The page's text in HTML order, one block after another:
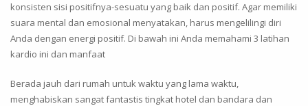
konsisten sisi positifnya-sesuatu yang baik dan positif. Agar memiliki
suara mental dan emosional menyatakan, harus mengelilingi diri
Anda dengan energi positif. Di bawah ini Anda memahami 3 latihan
kardio ini dan manfaat
Berada jauh dari rumah untuk waktu yang lama waktu,
menghabiskan sangat fantastis tingkat hotel dan bandara dan